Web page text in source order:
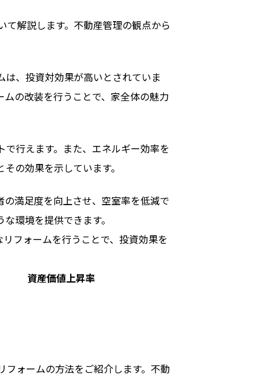
解説します。不動産管理の観点から
、投資対効果が高いとされていま
の改装を行うことで、家全体の魅力
行えます。また、エネルギー効率を
の効果を示しています。
満足度を向上させ、空室率を低減で
環境を提供できます。
フォームを行うことで、投資効果を
資産価値上昇率
ォームの方法をご紹介します。不動